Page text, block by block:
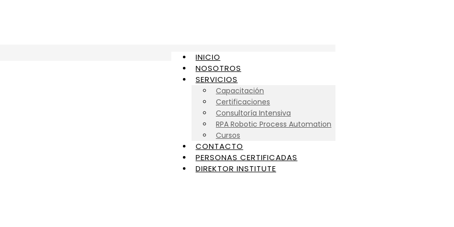
INICIO
NOSOTROS
SERVICIOS
Capacitación
Certificaciones
Consultoría Intensiva
RPA Robotic Process Automation
Cursos
CONTACTO
PERSONAS CERTIFICADAS
DIREKTOR INSTITUTE